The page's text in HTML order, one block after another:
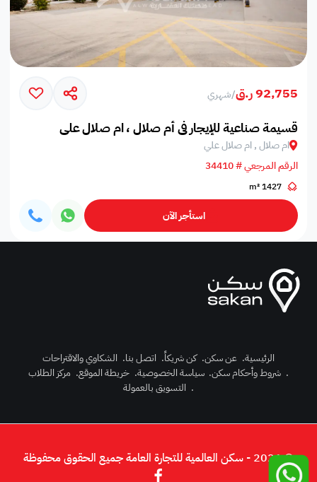
92,755 ر.ق /شهري
قسيمة صناعية للإيجار في أم صلال ، ام صلال علي
ام صلال , ام صلال علي
الرقم المرجعي # 34410
1427 m²
استأجر الآن
الرئيسية. عن سكن. كن شريكاً. اتصل بنا. الشكاوي والاقتراحات
. شروط وأحكام سكن. سياسة الخصوصية. خريطة الموقع. مركز الطلاب
. التسويق بالعمولة
© 2026 - سكن العالمية للتجارة العامة جميع الحقوق محفوظة